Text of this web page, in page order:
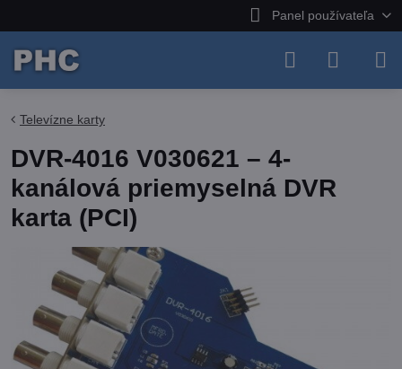
Panel používateľa
Televízne karty
DVR-4016 V030621 – 4-
kanálová priemyselná DVR
karta (PCI)